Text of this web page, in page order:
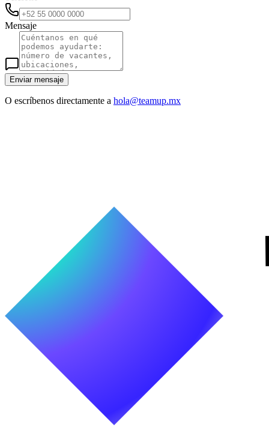
Mensaje
Enviar mensaje
O escríbenos directamente a hola@teamup.mx